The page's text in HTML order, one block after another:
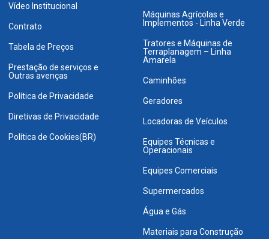
Vídeo Institucional
Contrato
Tabela de Preços
Prestação de serviços e
Outras avenças
Política de Privacidade
Diretivas de Privacidade
Política de Cookies(BR)
Máquinas Agrícolas e
Implementos - Linha Verde
Tratores e Máquinas de
Terraplanagem – Linha
Amarela
Caminhões
Geradores
Locadoras de Veículos
Equipes Técnicas e
Operacionais
Equipes Comerciais
Supermercados
Água e Gás
Materiais para Construção